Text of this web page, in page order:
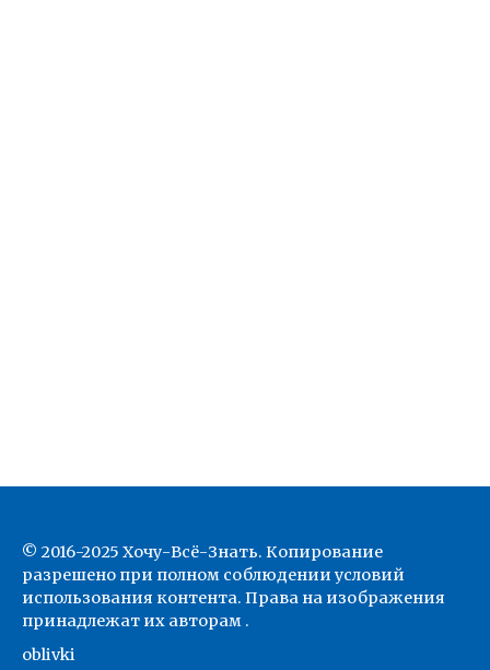
© 2016-2025 Хочу-Всё-Знать. Копирование
разрешено при полном соблюдении условий
использования контента. Права на изображения
принадлежат их авторам .
oblivki